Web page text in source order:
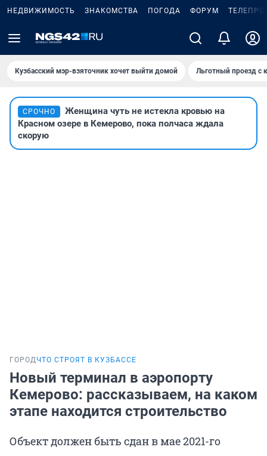
НЕДВИЖИМОСТЬ ЗНАКОМСТВА ПОГОДА ФОРУМ
Кузбасский мэр-взяточник хочет выйти домой Льготный проезд с
СРОЧНО
Женщина чуть не истекла кровью на
Красном озере в Кемерово, пока полчаса ждала
скорую
ГОРОДЧТО СТРОЯТ В КУЗБАССЕ
Новый терминал в аэропорту
Кемерово: рассказываем, на каком
этапе находится строительство
Объект должен быть сдан в мае 2021-го